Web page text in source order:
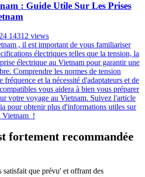
: Guide Utile Sur Les Prises
14312 views
, il est important de vous familiariser
électriques telles que la tension, la
électrique au Vietnam pour garantir une
Comprendre les normes de tension
fréquence et la nécessité d'adaptateurs et de
vous aidera à bien vous préparer
votre voyage au Vietnam. Suivez l'article
pour obtenir plus d'informations utiles sur
Vietnam !
fortement recommandée
satisfait que prévu' et offrant des